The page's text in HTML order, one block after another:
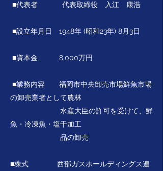
■代表者 代表取締役 入江 康浩
■設立年月日 1948年 (昭和23年) 8月3日
■資本金 8,000万円
■業務内容 福岡市中央卸売市場鮮魚市場
の卸売業者として農林
水産大臣の許可を受けて、鮮
魚・冷凍魚・塩干加工
品の卸売
​​■株式 西部ガスホールディングス連